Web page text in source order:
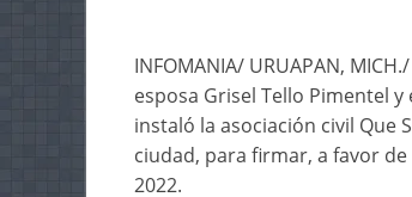
INFOMANIA/ URUAPAN,
esposa Grisel Tello Pimentel
instaló la asociación civil Que
ciudad, para firmar, a favor
2022.